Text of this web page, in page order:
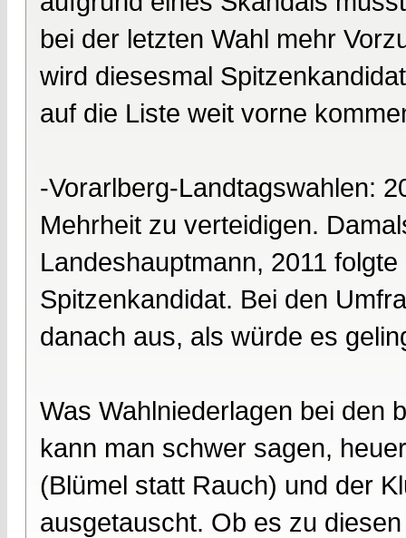
bei der letzten Wahl mehr
wird diesesmal
auf die Liste weit vorne
-Vorarlberg-Landtagswahlen:
Mehrheit zu verteidigen.
Landeshauptmann, 2011
Spitzenkandidat. Bei den
danach aus, als würde es
Was Wahlniederlagen bei den
kann man schwer sagen,
(Blümel statt Rauch) und der
ausgetauscht. Ob es zu